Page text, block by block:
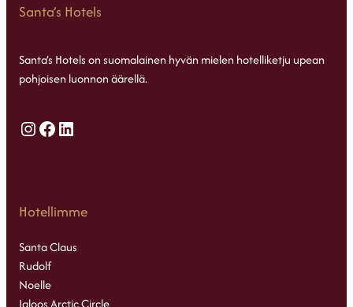
y
p
a
Santa’s Hotels
Santa’s Hotels on suomalainen hyvän mielen hotelliketju upean
pohjoisen luonnon äärellä.
Instagram
Facebook
LinkedIn
Hotellimme
Santa Claus
Rudolf
Noelle
Igloos Arctic Circle